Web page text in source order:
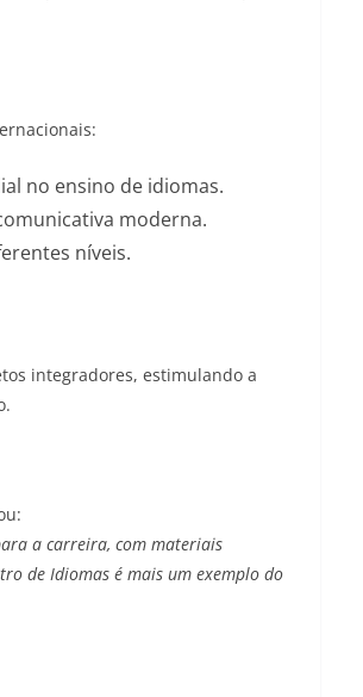
no ensino de idiomas.
moderna.
níveis.
integradores, estimulando a
a carreira, com materiais
de Idiomas é mais um exemplo do